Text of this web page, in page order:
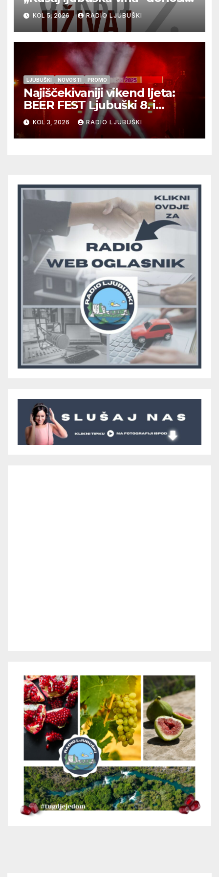
vrhunska vina, gastronomiju i
glazbu
KOL 5, 2026 RADIO LJUBUŠKI
LJUBUŠKI NOVOSTI PROMO
Najiščekivaniji vikend ljeta:
BEER FEST Ljubuški 8. i
9.kolovoza
KOL 3, 2026 RADIO LJUBUŠKI